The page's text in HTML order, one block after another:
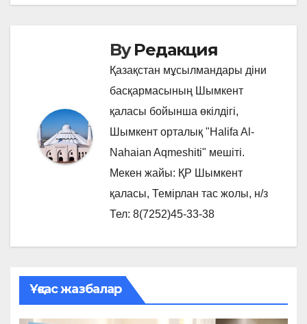
ByРедакция
Қазақстан мұсылмандары діни
басқармасының Шымкент
қаласы бойынша өкілдігі,
Шымкент орталық "Halifa Al-
Nahaian Aqmeshiti" мешіті.
Мекен жайы: ҚР Шымкент
қаласы, Темірлан тас жолы, н/з
Тел: 8(7252)45-33-38
Ұқсас жазбалар